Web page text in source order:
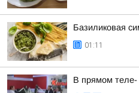
Базиликовая
01:11
В прямом теле-